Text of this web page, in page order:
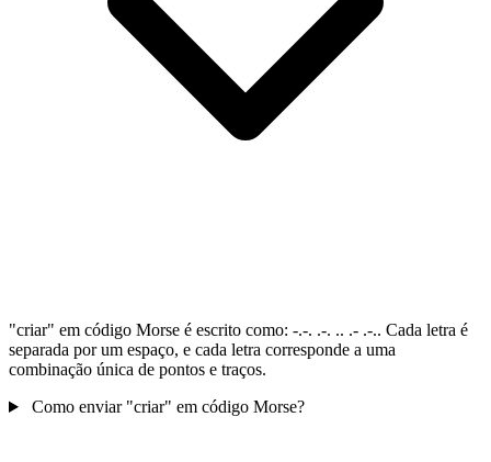
"criar" em código Morse é escrito como: -.-. .-. .. .- .-.. Cada letra é
separada por um espaço, e cada letra corresponde a uma
combinação única de pontos e traços.
Como enviar "criar" em código Morse?